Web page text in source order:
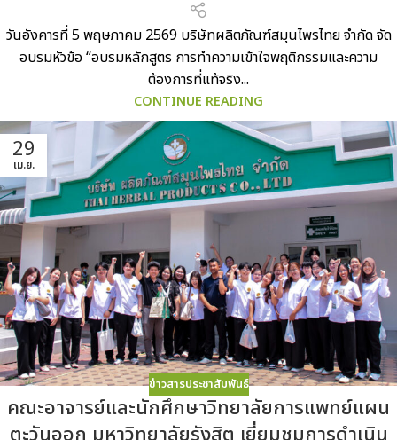
วันอังคารที่ 5 พฤษภาคม 2569 บริษัทผลิตภัณฑ์สมุนไพรไทย จำกัด จัด
อบรมหัวข้อ “อบรมหลักสูตร การทำความเข้าใจพฤติกรรมและความ
ต้องการที่แท้จริง...
CONTINUE READING
29
เม.ย.
ข่าวสารประชาสัมพันธ์
คณะอาจารย์และนักศึกษาวิทยาลัยการแพทย์แผน